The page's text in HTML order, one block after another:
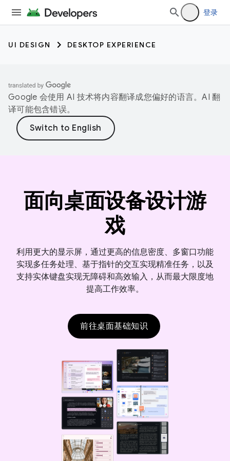
登录
UI DESIGN DESKTOP EXPERIENCE
Google 会使用 AI 技术将内容翻译成您偏好的语言。AI 翻
译可能包含错误。
面向桌面设备设计游
戏
利用更大的显示屏，通过更高的信息密度、多窗口功能
实现多任务处理、基于指针的交互实现精准任务，以及
支持实体键盘实现无障碍和高效输入，从而最大限度地
提高工作效率。
前往桌面基础知识